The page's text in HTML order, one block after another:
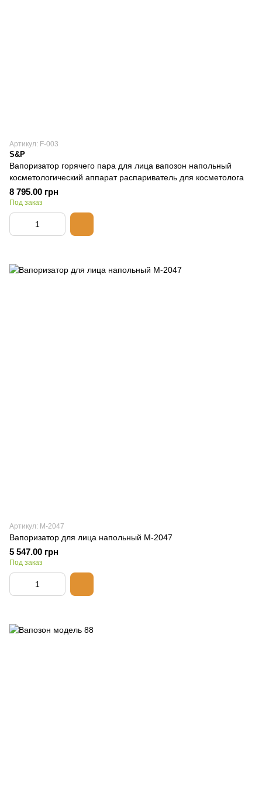
Артикул: F-003
S&P
Вапоризатор горячего пара для лица вапозон напольный
косметологический аппарат распариватель для косметолога
8 795.00 грн
Под заказ
Артикул: М-2047
Вапоризатор для лица напольный M-2047
5 547.00 грн
Под заказ